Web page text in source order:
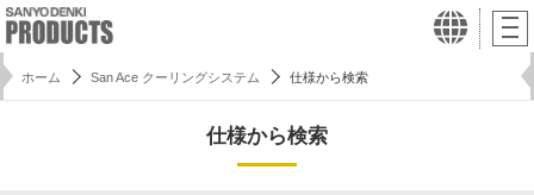
ホーム San Ace クーリングシステム 仕様から検索
仕様から検索